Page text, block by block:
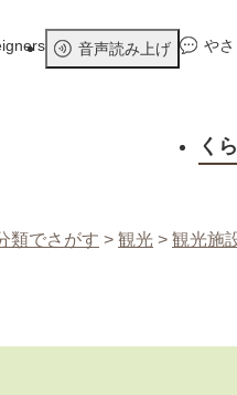
音声読み上げ や
く
類でさがす > 観光 > 観光施